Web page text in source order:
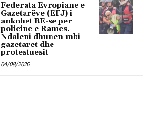
Federata Evropiane e
Gazetarëve (EFJ) i
ankohet BE-se per
policine e Rames.
Ndaleni dhunen mbi
gazetaret dhe
protestuesit
04/08/2026